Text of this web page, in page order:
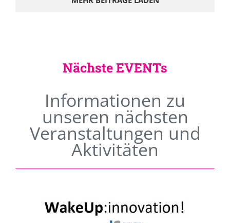
Nächste EVENTs
Informationen zu
unseren nächsten
Veranstaltungen und
Aktivitäten